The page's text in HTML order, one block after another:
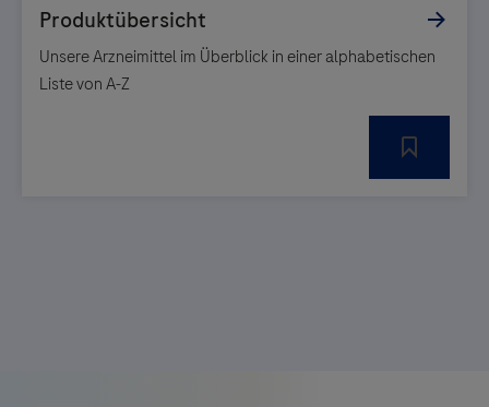
Unsere Arzneimittel im Überblick in einer alphabetischen
Liste von A-Z